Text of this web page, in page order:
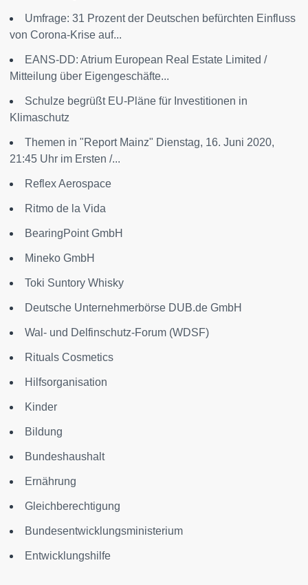
Umfrage: 31 Prozent der Deutschen befürchten Einfluss
von Corona-Krise auf...
EANS-DD: Atrium European Real Estate Limited /
Mitteilung über Eigengeschäfte...
Schulze begrüßt EU-Pläne für Investitionen in
Klimaschutz
Themen in "Report Mainz" Dienstag, 16. Juni 2020,
21:45 Uhr im Ersten /...
Reflex Aerospace
Ritmo de la Vida
BearingPoint GmbH
Mineko GmbH
Toki Suntory Whisky
Deutsche Unternehmerbörse DUB.de GmbH
Wal- und Delfinschutz-Forum (WDSF)
Rituals Cosmetics
Hilfsorganisation
Kinder
Bildung
Bundeshaushalt
Ernährung
Gleichberechtigung
Bundesentwicklungsministerium
Entwicklungshilfe